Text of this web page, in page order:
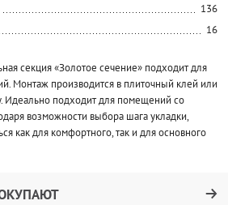
136
16
секция «Золотое сечение» подходит для
Монтаж производится в плиточный клей или
Идеально подходит для помещений со
возможности выбора шага укладки,
как для комфортного, так и для основного